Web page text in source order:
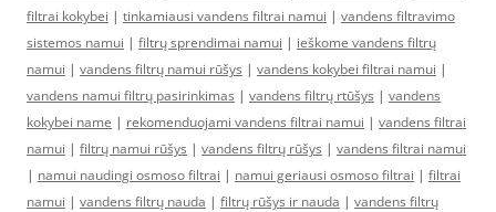
filtrai kokybei | tinkamiausi vandens filtrai namui | vandens filtravimo
sistemos namui | filtrų sprendimai namui | ieškome vandens filtrų
namui | vandens filtrų namui rūšys | vandens kokybei filtrai namui |
vandens namui filtrų pasirinkimas | vandens filtrų rtūšys | vandens
kokybei name | rekomenduojami vandens filtrai namui | vandens filtrai
namui | filtrų namui rūšys | vandens filtrų rūšys | vandens filtrai namui
| namui naudingi osmoso filtrai | namui geriausi osmoso filtrai | filtrai
namui | vandens filtrų nauda | filtrų rūšys ir nauda | vandens filtrų